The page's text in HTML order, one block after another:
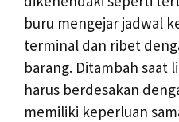
buru mengejar jadwal
terminal dan ribet
barang. Ditambah saat
harus berdesakan
memiliki keperluan